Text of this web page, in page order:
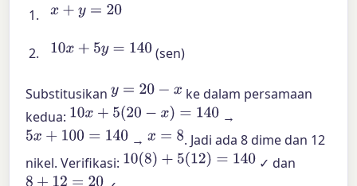
x+y= 20
10x+ 5y =140 (sen)
Substitusikany=20 −x
ke dalam persamaan
kedua: 10x+ 5( 20−x)=140
→
5x+100=140 → x= 8
. Jadi ada 8 dime dan 12
nikel. Verifikasi: 10(8)+ 5(12)=140
✓ dan
8 +12=20